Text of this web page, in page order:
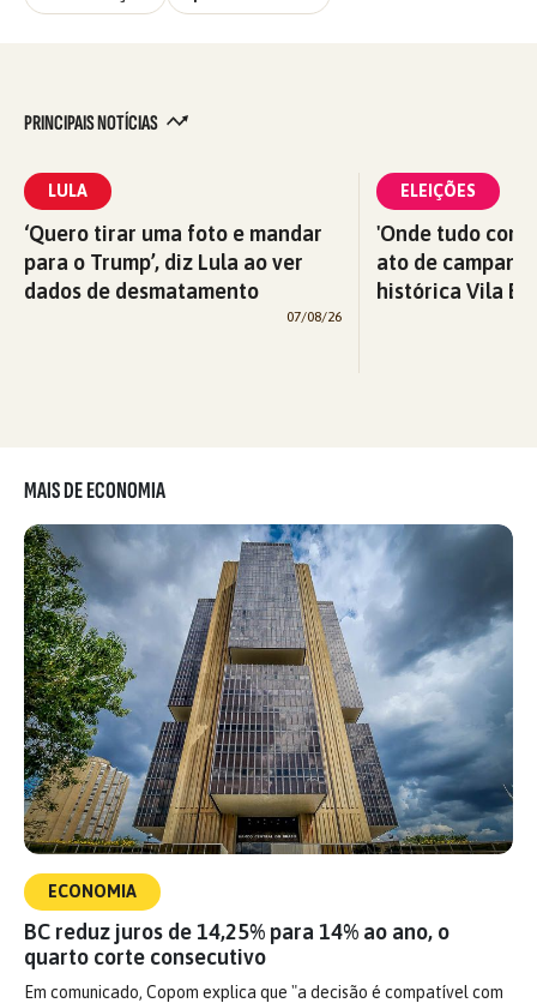
PRINCIPAIS NOTÍCIAS
LULA
‘Quero tirar uma foto e mandar
para o Trump’, diz Lula ao ver
dados de desmatamento
07/08/26
ELEIÇÕES
'Onde tudo
ato de
histórica Vila
MAIS DE ECONOMIA
ECONOMIA
BC reduz juros de 14,25% para 14% ao ano, o
quarto corte consecutivo
Em comunicado, Copom explica que "a decisão é compatível com